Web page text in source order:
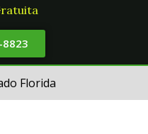
Florida